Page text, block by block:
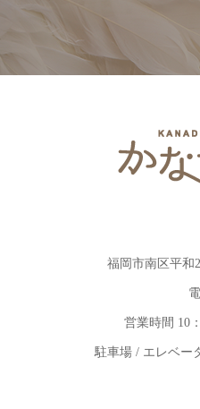
福岡市南区平和
営業時間 10
駐車場 / エレベー